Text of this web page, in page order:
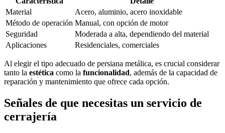
Material
Acero, aluminio, acero inoxidable
Método de operación Manual, con opción de motor
Seguridad
Moderada a alta, dependiendo del material
Aplicaciones
Residenciales, comerciales
Al elegir el tipo adecuado de persiana metálica, es crucial considerar
tanto la estética como la funcionalidad, además de la capacidad de
reparación y mantenimiento que ofrece cada opción.
Señales de que necesitas un servicio de
cerrajería